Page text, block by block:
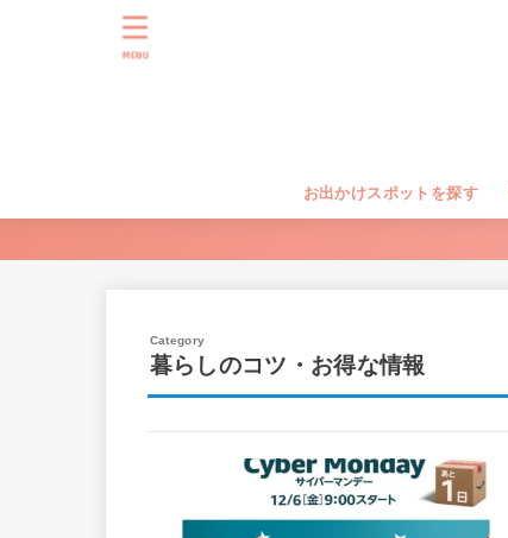
お出かけスポットを探す
MENU
暮らしのコツ・お得な情報